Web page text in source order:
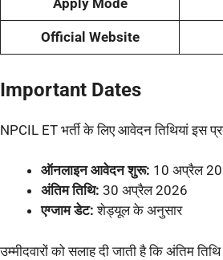
Apply Mode
Official Website
Important Dates
NPCIL ET भर्ती के लिए आवेदन तिथियां इस
ऑनलाइन आवेदन शुरू: 10 अप्रैल
अंतिम तिथि: 30 अप्रैल 2026
एग्जाम डेट: शेड्यूल के अनुसार
उम्मीदवारों को सलाह दी जाती है कि अंतिम